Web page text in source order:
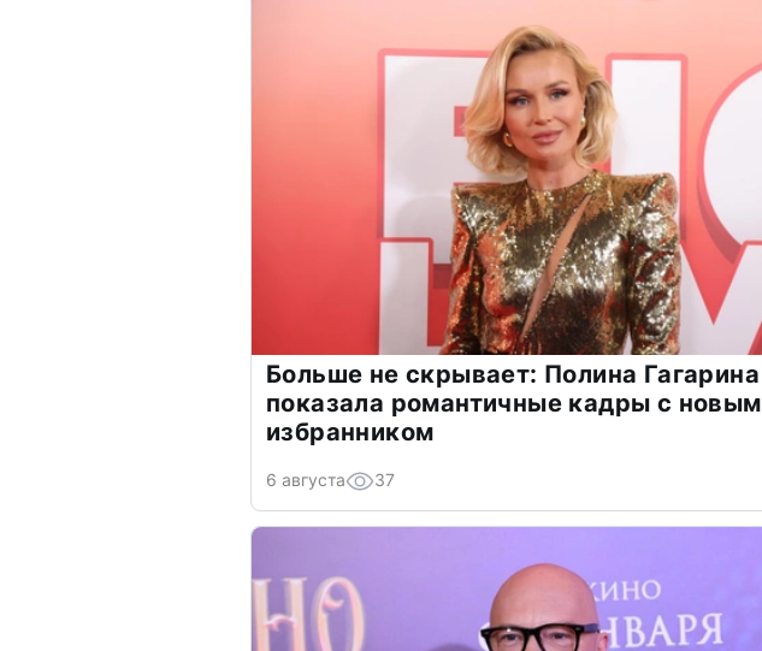
Больше не скрывает: Полина Гагарина
показала романтичные кадры с новым
избранником
6 августа 37